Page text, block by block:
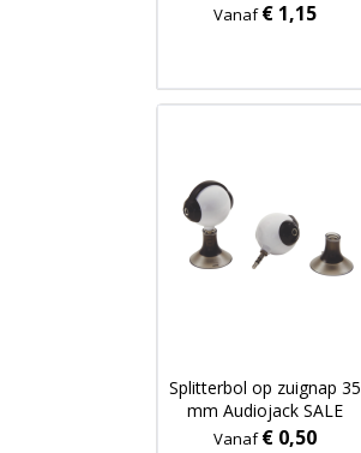
Vanaf€ 1,15
Splitterbol op zuignap 35
mm Audiojack SALE
Vanaf€ 0,50